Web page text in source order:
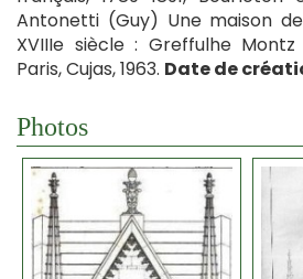
Antonetti (Guy) Une maison
XVIIIe siècle : Greffulhe
Paris, Cujas, 1963. Date de
Photos